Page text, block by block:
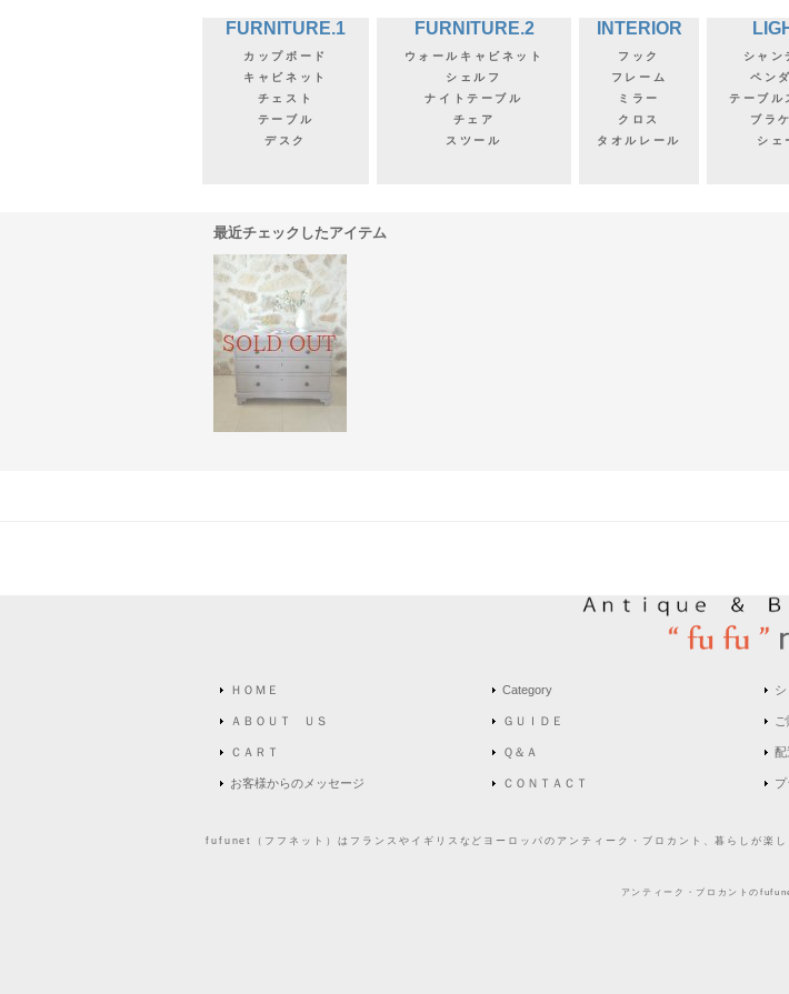
FURNITURE.1
カップボード
キャビネット
チェスト
テーブル
デスク
FURNITURE.2
ウォールキャビネット
シェルフ
ナイトテーブル
チェア
スツール
INTERIOR
フック
フレーム
ミラー
クロス
タオルレール
シャン
ペン
テーブル
ブラ
シェ
最近チェックしたアイテム
ＨＯＭＥ
ＡＢＯＵＴ ＵＳ
ＣＡＲＴ
お客様からのメッセージ
Category
ＧＵＩＤＥ
Ｑ＆Ａ
ＣＯＮＴＡＣＴ
シ
配
fufunet（フフネット）はフランスやイギリスなどヨーロッパのアンティーク・ブロカント、暮らしが楽
アンティーク・ブロカントの